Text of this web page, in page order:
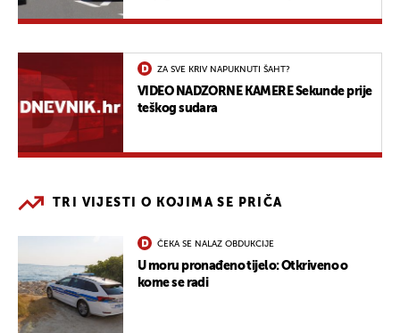
ZA SVE KRIV NAPUKNUTI ŠAHT?
VIDEO NADZORNE KAMERE Sekunde prije
teškog sudara
TRI VIJESTI O KOJIMA SE PRIČA
ČEKA SE NALAZ OBDUKCIJE
U moru pronađeno tijelo: Otkriveno o
kome se radi